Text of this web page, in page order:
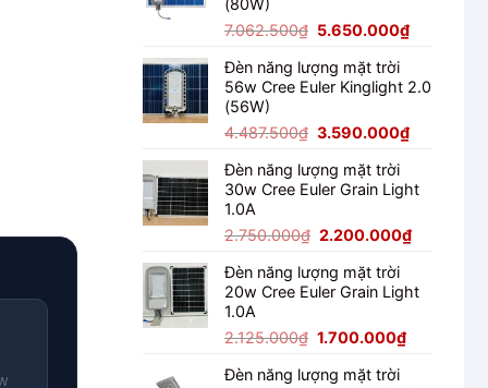
(80W)
7.062.500₫ Giá
là:
7.062.500₫.
5.650.000₫Giá
là:
Đèn năng lượng mặt trời
56w Cree Euler Kinglight 2.0
(56W)
4.487.500₫ Giá
là:
4.487.500₫.
3.590.000₫Giá
là:
Đèn năng lượng mặt trời
30w Cree Euler Grain Light
1.0A
2.750.000₫ Giá
là:
2.750.000₫.
2.200.000₫Giá
là:
Đèn năng lượng mặt trời
20w Cree Euler Grain Light
1.0A
2.125.000₫ Giá
là:
1.700.000₫Giá
Đèn năng lượng mặt trời